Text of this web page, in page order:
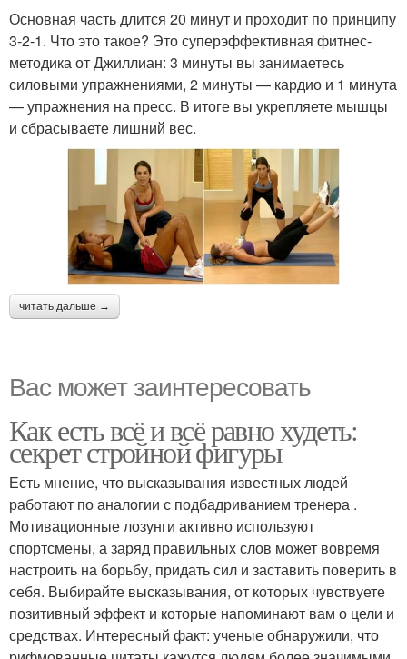
Основная часть длится 20 минут и проходит по принципу
3-2-1. Что это такое? Это суперэффективная фитнес-
методика от Джиллиан: 3 минуты вы занимаетесь
силовыми упражнениями, 2 минуты — кардио и 1 минута
— упражнения на пресс. В итоге вы укрепляете мышцы
и сбрасываете лишний вес.
читать дальше →
Вас может заинтересовать
Как есть всё и всё равно худеть:
секрет стройной фигуры
Есть мнение, что высказывания известных людей
работают по аналогии с подбадриванием тренера .
Мотивационные лозунги активно используют
спортсмены, а заряд правильных слов может вовремя
настроить на борьбу, придать сил и заставить поверить в
себя. Выбирайте высказывания, от которых чувствуете
позитивный эффект и которые напоминают вам о цели и
средствах. Интересный факт: ученые обнаружили, что